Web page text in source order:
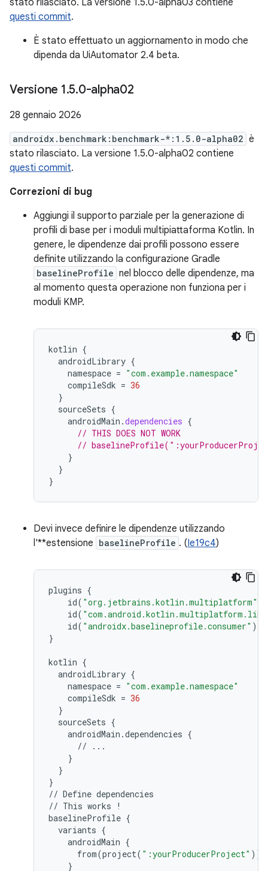
stato rilasciato. La versione 1.5.0-alpha03 contiene
questi commit.
È stato effettuato un aggiornamento in modo che
dipenda da UiAutomator 2.4 beta.
Versione 1.5.0-alpha02
28 gennaio 2026
androidx.benchmark:benchmark-*:1.5.0-alpha02 è
stato rilasciato. La versione 1.5.0-alpha02 contiene
questi commit.
Correzioni di bug
Aggiungi il supporto parziale per la generazione di
profili di base per i moduli multipiattaforma Kotlin. In
genere, le dipendenze dai profili possono essere
definite utilizzando la configurazione Gradle
baselineProfile nel blocco delle dipendenze, ma
al momento questa operazione non funziona per i
moduli KMP.
kotlin {
androidLibrary {
namespace = "com.example.namespace"
compileSdk = 36
}
sourceSets {
androidMain .dependencies {
// THIS DOES NOT WORK
//
}
}
}
Devi invece definire le dipendenze utilizzando
l'**estensione baselineProfile . (Ie19c4)
plugins {
id( "org.jetbrains.kotlin.multiplatform"
id(
id( "androidx.baselineprofile.consumer" )
}
kotlin {
androidLibrary {
namespace = "com.example.namespace"
compileSdk = 36
}
sourceSets {
androidMain .dependencies {
//
...
}
}
}
// Define dependencies
// This works
!
baselineProfile {
variants {
androidMain {
from(project( ":yourProducerProject" ))
}